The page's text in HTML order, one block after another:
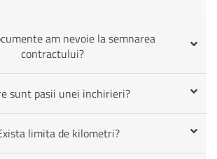
am nevoie la semnarea
contractului?
sunt pasii unei inchirieri?
limita de kilometri?